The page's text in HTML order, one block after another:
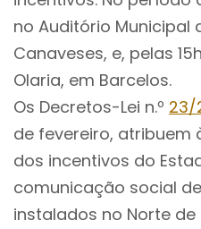
no Auditório Municipal
Canaveses, e, pelas
Olaria, em Barcelos.
Os Decretos-Lei n.º 23/
de fevereiro, atribuem
dos incentivos do
comunicação social
instalados no Norte